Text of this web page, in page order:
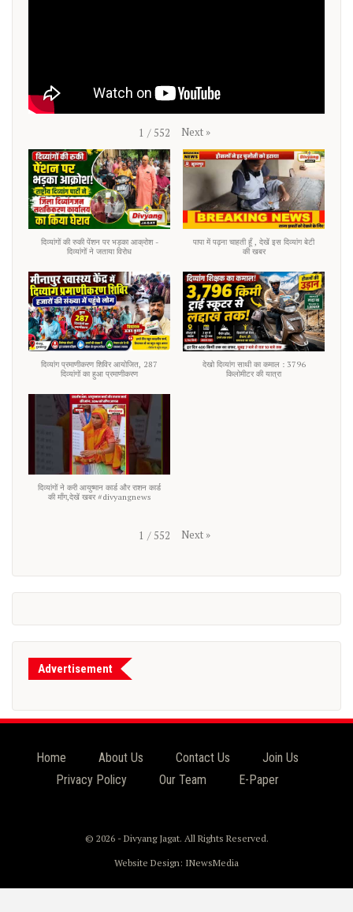
1 / 552 Next »
दिव्यांगों की रुकी पेंशन पर भड़का आक्रोश -
दिव्यांगों ने जताया विरोध
पापा में पढ़ना चाहती हूँ , देखें इस दिव्यांग बेटी
की खबर
दिव्यांग प्रमाणीकरण शिविर आयोजित, 287
दिव्यांगों का हुआ प्रमाणीकरण
देखो दिव्यांग साथी का कमाल : 3796
किलोमीटर की यात्रा
दिव्यांगों ने करी आयुष्मान कार्ड और राशन कार्ड
की माँग,देखें खबर #divyangnews
1 / 552 Next »
Advertisement
Home About Us Contact Us
Join Us
Privacy Policy
Our Team E-Paper
© 2026 - Divyang Jagat. All Rights Reserved.
Website Design: INewsMedia